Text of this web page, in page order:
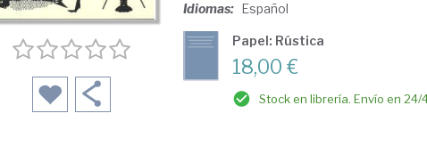
Idiomas: Español
Papel: Rústica
18,00 €
Stock en librería. Envío en 24/